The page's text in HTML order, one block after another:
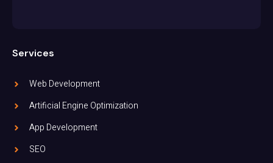
Services
Web Development
Artificial Engine Optimization
App Development
SEO